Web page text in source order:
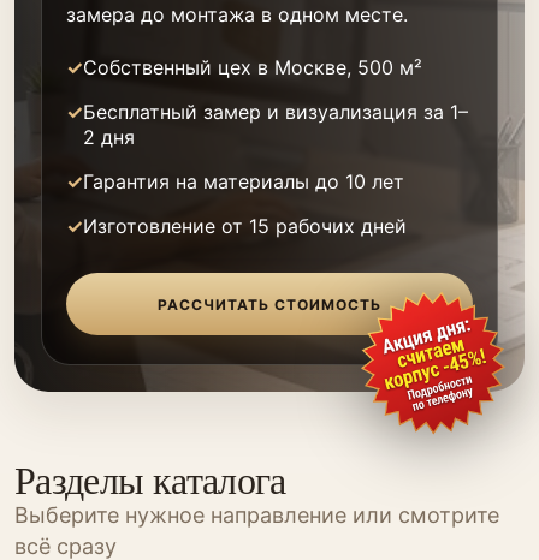
замера до монтажа в одном месте.
Собственный цех в Москве, 500 м²
Бесплатный замер и визуализация за 1–
2 дня
Гарантия на материалы до 10 лет
Изготовление от 15 рабочих дней
РАССЧИТАТЬ СТОИМОСТЬ
Разделы каталога
Выберите нужное направление или смотрите
всё сразу